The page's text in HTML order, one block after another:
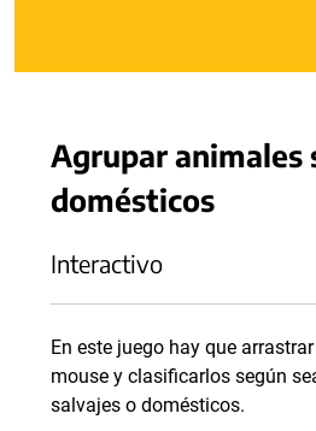
Agrupar animales
domésticos
Interactivo
En este juego hay que
mouse y clasificarlos según
salvajes o domésticos.